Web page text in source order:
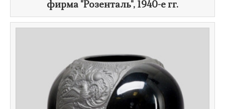
фирма "Розенталь", 1940-е гг.